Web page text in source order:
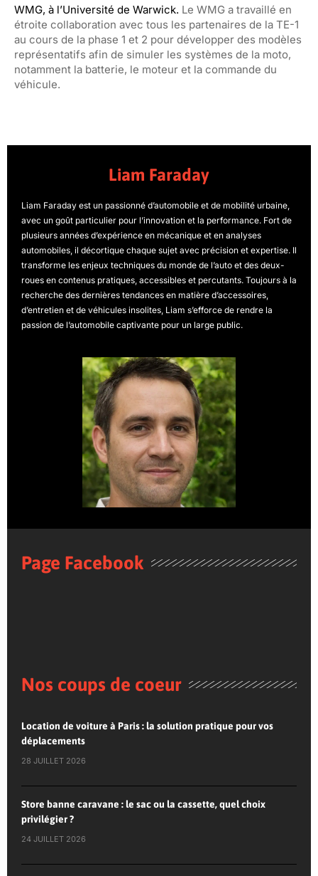
WMG, à l’Université de Warwick. Le WMG a travaillé en
étroite collaboration avec tous les partenaires de la TE-1
au cours de la phase 1 et 2 pour développer des modèles
représentatifs afin de simuler les systèmes de la moto,
notamment la batterie, le moteur et la commande du
véhicule.
Liam Faraday
Liam Faraday est un passionné d’automobile et de mobilité urbaine,
avec un goût particulier pour l’innovation et la performance. Fort de
plusieurs années d’expérience en mécanique et en analyses
automobiles, il décortique chaque sujet avec précision et expertise. Il
transforme les enjeux techniques du monde de l’auto et des deux-
roues en contenus pratiques, accessibles et percutants. Toujours à la
recherche des dernières tendances en matière d’accessoires,
d’entretien et de véhicules insolites, Liam s’efforce de rendre la
passion de l’automobile captivante pour un large public.
Page Facebook
Nos coups de coeur
Location de voiture à Paris : la solution pratique pour vos
déplacements
28 JUILLET 2026
Store banne caravane : le sac ou la cassette, quel choix
privilégier ?
24 JUILLET 2026